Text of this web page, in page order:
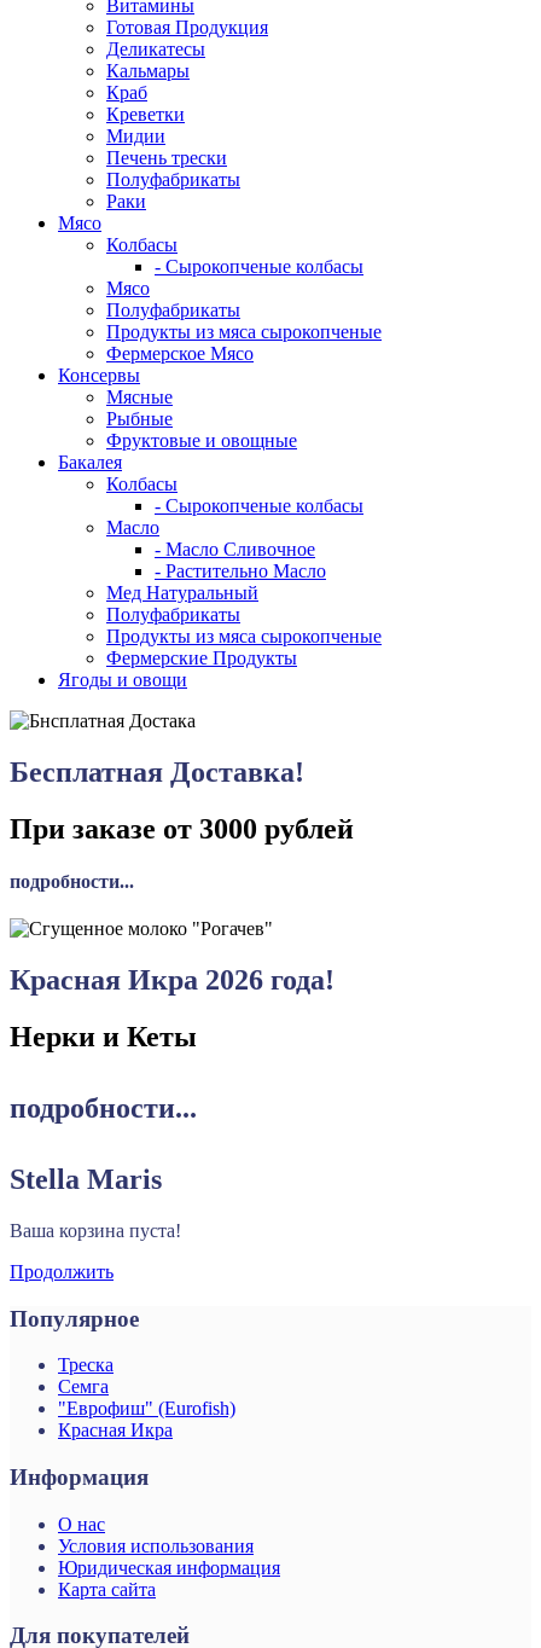
Витамины
Готовая Продукция
Деликатесы
Кальмары
Краб
Креветки
Мидии
Печень трески
Полуфабрикаты
Раки
Мясо
Колбасы
- Сырокопченые колбасы
Мясо
Полуфабрикаты
Продукты из мяса сырокопченые
Фермерское Мясо
Консервы
Мясные
Рыбные
Фруктовые и овощные
Бакалея
Колбасы
- Сырокопченые колбасы
Масло
- Масло Сливочное
- Растительно Масло
Мед Натуральный
Полуфабрикаты
Продукты из мяса сырокопченые
Фермерские Продукты
Ягоды и овощи
Бесплатная Доставка!
При заказе от 3000 рублей
подробности...
Красная Икра 2026 года!
Нерки и Кеты
подробности...
Stella Maris
Ваша корзина пуста!
Продолжить
Популярное
Треска
Семга
"Еврофиш" (Eurofish)
Красная Икра
Информация
О нас
Условия использования
Юридическая информация
Карта сайта
Для покупателей